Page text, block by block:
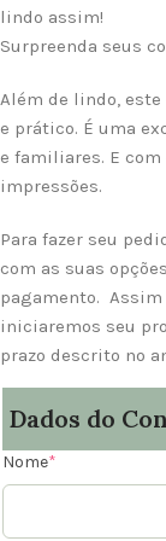
lindo assim!
Surpreenda seus
Além de lindo,
e prático. É uma
e familiares. E
impressões.
Para fazer seu
com as suas
pagamento.
iniciaremos seu
prazo descrito no
Dados do
Nome*